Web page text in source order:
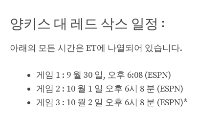
양키스 대 레드 삭스 일정 :
아래의 모든 시간은 ET에 나열되어 있습니다.
게임 1 : 9 월 30 일, 오후 6:08 (ESPN)
게임 2 : 10 월 1 일 오후 6시 8 분 (ESPN)
게임 3 : 10 월 2 일 오후 6시 8 분 (ESPN)*